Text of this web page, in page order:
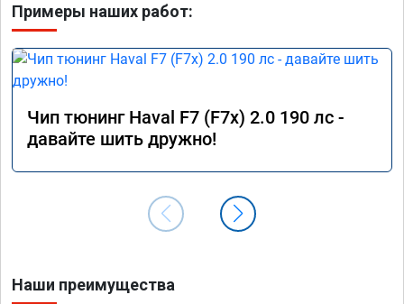
Примеры наших работ:
Чип тюнинг Haval F7 (F7x) 2.0 190 лс -
давайте шить дружно!
Наши преимущества